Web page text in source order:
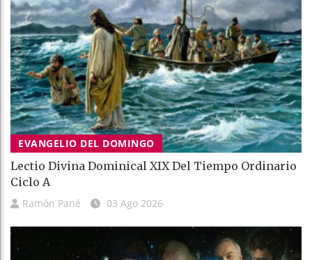
EVANGELIO DEL DOMINGO
Lectio Divina Dominical XIX Del Tiempo Ordinario
Ciclo A
Ramón Pané 03 Ago 2026